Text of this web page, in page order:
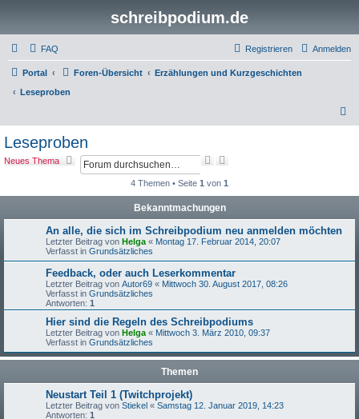
schreibpodium.de
FAQ Anmelden
Registrieren
Portal Foren-Übersicht
Erzählungen und Kurzgeschichten
Leseproben
Leseproben
Neues Thema
c
h
e
e
e
r
e
S
u
e
4 Themen • Seite 1 von 1
Bekanntmachungen
An alle, die sich im Schreibpodium neu anmelden möchten
Letzter Beitrag von Helga « Montag 17. Februar 2014, 20:07
Verfasst in Grundsätzliches
Feedback, oder auch Leserkommentar
Letzter Beitrag von Autor69 « Mittwoch 30. August 2017, 08:26
Verfasst in Grundsätzliches
Antworten: 1
Hier sind die Regeln des Schreibpodiums
Letzter Beitrag von Helga « Mittwoch 3. März 2010, 09:37
Verfasst in Grundsätzliches
Themen
Neustart Teil 1 (Twitchprojekt)
Letzter Beitrag von Stiekel « Samstag 12. Januar 2019, 14:23
Antworten: 1